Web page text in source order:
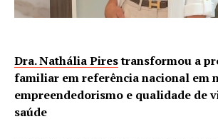
Dra. Nathália Pirestransformou a
familiar em referência nacional em
empreendedorismo e qualidade de
saúde